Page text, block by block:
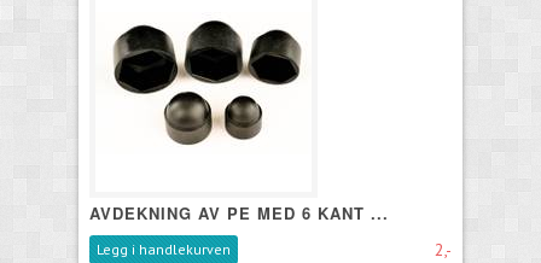
AVDEKNING AV PE MED 6 KANT ...
2,-
Legg i handlekurven